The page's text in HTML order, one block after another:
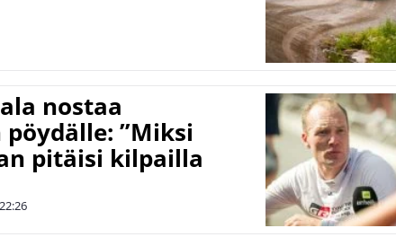
nostaa
”Miksi
pitäisi kilpailla
22:26